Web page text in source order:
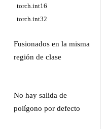
torch.int16
torch.int32
Fusionados en la misma
región de clase
No hay salida de
polígono por defecto